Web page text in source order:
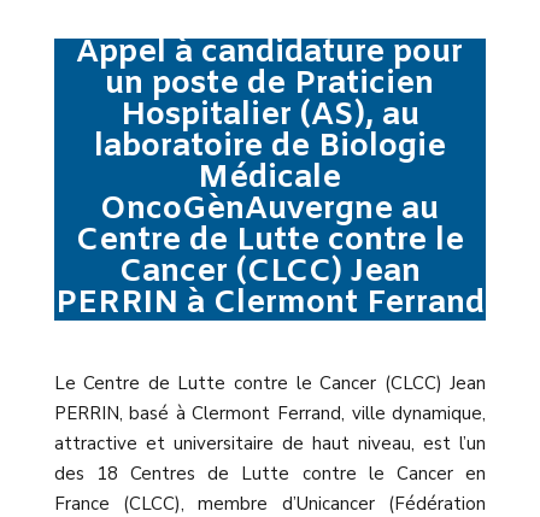
Appel à candidature pour
un poste de Praticien
Hospitalier (AS), au
laboratoire de Biologie
Médicale
OncoGènAuvergne au
Centre de Lutte contre le
Cancer (CLCC) Jean
PERRIN à Clermont Ferrand
Le Centre de Lutte contre le Cancer (CLCC) Jean
PERRIN, basé à Clermont Ferrand, ville dynamique,
attractive et universitaire de haut niveau, est l’un
des 18 Centres de Lutte contre le Cancer en
France (CLCC), membre d’Unicancer (Fédération